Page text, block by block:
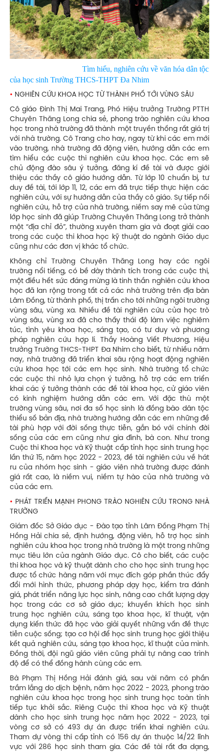
Tìm hiểu, nghiên cứu về văn hóa dân tộc
của học sinh Trường THCS-THPT Đa Nhim
• NGHIÊN CỨU KHOA HỌC TỪ THÀNH PHỐ TỚI VÙNG SÂU
Cô giáo Đinh Thị Mai Trang, Phó Hiệu trưởng Trường PTTH
Chuyên Thăng Long chia sẻ, phong trào nghiên cứu khoa
học trong nhà trường đã thành một truyền thống rất giá trị
với nhà trường. Cô Trang cho hay, ngay từ khi các em mới
vào trường, nhà trường đã động viên, hướng dẫn các em
tìm hiểu các cuộc thi nghiên cứu khoa học. Các em sẽ
chủ động đào sâu ý tưởng, đăng kí đề tài và được giới
thiệu các thầy cô giáo hướng dẫn. Từ lớp 10 chuẩn bị, tư
duy đề tài, tới lớp 11, 12, các em đã trực tiếp thực hiện các
nghiên cứu, với sự hướng dẫn của thầy cô giáo. Sự tiếp nối
nghiên cứu, hỗ trợ của nhà trường, niềm say mê của từng
lớp học sinh đã giúp Trường Chuyên Thăng Long trở thành
một “địa chỉ đỏ”, thường xuyên tham gia và đoạt giải cao
trong các cuộc thi khoa học kỹ thuật do ngành Giáo dục
cũng như các đơn vị khác tổ chức.
Không chỉ Trường Chuyên Thăng Long hay các ngôi
trường nổi tiếng, có bề dày thành tích trong các cuộc thi,
một điều hết sức đáng mừng là tinh thần nghiên cứu khoa
học đã lan rộng trong tất cả các nhà trường trên địa bàn
Lâm Đồng, từ thành phố, thị trấn cho tới những ngôi trường
vùng sâu, vùng xa. Nhiều đề tài nghiên cứu của học trò
vùng sâu, vùng xa đã cho thấy thái độ làm việc nghiêm
túc, tình yêu khoa học, sáng tạo, có tư duy và phương
pháp nghiên cứu hợp lí. Thầy Hoàng Viết Phương, Hiệu
trưởng Trường THCS-THPT Đa Nhim cho biết, từ nhiều năm
nay, nhà trường đã triển khai sâu rộng hoạt động nghiên
cứu khoa học tới các em học sinh. Nhà trường tổ chức
các cuộc thi nhỏ lựa chọn ý tưởng, hỗ trợ các em triển
khai các ý tưởng thành các đề tài khoa học, cử giáo viên
có kinh nghiệm hướng dẫn các em. Với đặc thù một
trường vùng sâu, nơi đa số học sinh là đồng bào dân tộc
thiểu số bản địa, nhà trường hướng dẫn các em những đề
tài phù hợp với đời sống thực tiễn, gắn bó với chính đời
sống của các em cũng như gia đình, bà con. Như trong
Cuộc thi Khoa học và Kỹ thuật cấp tỉnh học sinh trung học
lần thứ 15, năm học 2022 - 2023, đề tài nghiên cứu về hát
ru của nhóm học sinh - giáo viên nhà trường được đánh
giá rất cao, là niềm vui, niềm tự hào của nhà trường và
của các em.
• PHÁT TRIỂN MẠNH PHONG TRÀO NGHIÊN CỨU TRONG NHÀ
TRƯỜNG
Giám đốc Sở Giáo dục - Đào tạo tỉnh Lâm Đồng Phạm Thị
Hồng Hải chia sẻ, định hướng, động viên, hỗ trợ học sinh
nghiên cứu khoa học trong nhà trường là một trong những
mục tiêu lớn của ngành Giáo dục. Cô cho biết, các cuộc
thi khoa học và kỹ thuật dành cho cho học sinh trung học
được tổ chức hàng năm với mục đích góp phần thúc đẩy
đổi mới hình thức, phương pháp dạy học, kiểm tra đánh
giá, phát triển năng lực học sinh, nâng cao chất lượng dạy
học trong các cơ sở giáo dục; khuyến khích học sinh
trung học nghiên cứu, sáng tạo khoa học, kĩ thuật, vận
dụng kiến thức đã học vào giải quyết những vấn đề thực
tiễn cuộc sống; tạo cơ hội để học sinh trung học giới thiệu
kết quả nghiên cứu, sáng tạo khoa học, kĩ thuật của mình.
Đồng thời, đội ngũ giáo viên cũng phải tự nâng cao trình
độ để có thể đồng hành cùng các em.
Bà Phạm Thị Hồng Hải đánh giá, sau vài năm có phần
trầm lắng do dịch bệnh, năm học 2022 - 2023, phong trào
nghiên cứu khoa học trong học sinh trung học toàn tỉnh
tiếp tục khởi sắc. Riêng Cuộc thi Khoa học và Kỹ thuật
dành cho học sinh trung học năm học 2022 - 2023, tại
vòng cơ sở có 493 dự án được triển khai nghiên cứu.
Tham dự vòng thi cấp tỉnh có 156 dự án thuộc 14/22 lĩnh
vực với 286 học sinh tham gia. Các đề tài rất đa dạng,